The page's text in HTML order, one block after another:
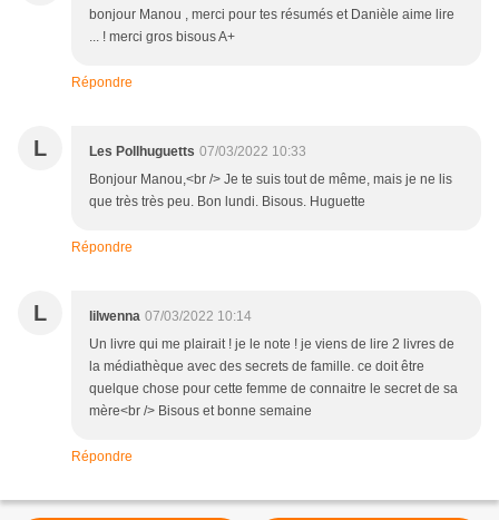
bonjour Manou , merci pour tes résumés et Danièle aime lire
... ! merci gros bisous A+
Répondre
L Les Pollhuguetts 07/03/2022 10:33
Bonjour Manou,<br /> Je te suis tout de même, mais je ne lis
que très très peu. Bon lundi. Bisous. Huguette
Répondre
L lilwenna 07/03/2022 10:14
Un livre qui me plairait ! je le note ! je viens de lire 2 livres de
la médiathèque avec des secrets de famille. ce doit être
quelque chose pour cette femme de connaitre le secret de sa
mère<br /> Bisous et bonne semaine
Répondre